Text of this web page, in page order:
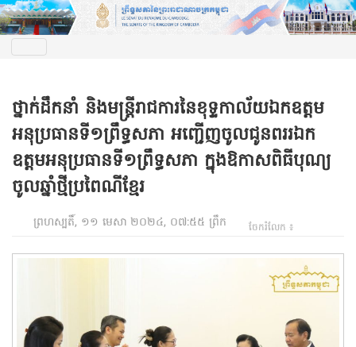
ថ្នាក់ដឹកនាំ និងមន្ត្រីរាជការនៃខុទ្ទកាល័យឯកឧត្តម
អនុប្រធានទី១ព្រឹទ្ធសភា អញ្ជើញចូលជូនពររឯក
ឧត្តមអនុប្រធានទី១ព្រឹទ្ធសភា ក្នុងឱកាសពិធីបុណ្យ
ចូលឆ្នាំថ្មីប្រពៃណីខ្មែរ
ព្រហស្បតិ៍, ១១ មេសា ២០២៤, ០៧:៥៥ ព្រឹក ចែករំលែក ៖